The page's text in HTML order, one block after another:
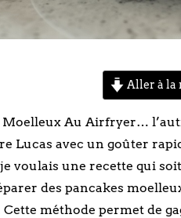
Aller à la
Moelleux Au Airfryer…
Lucas avec un goûter
voulais une recette qui
des pancakes
Cette méthode permet de